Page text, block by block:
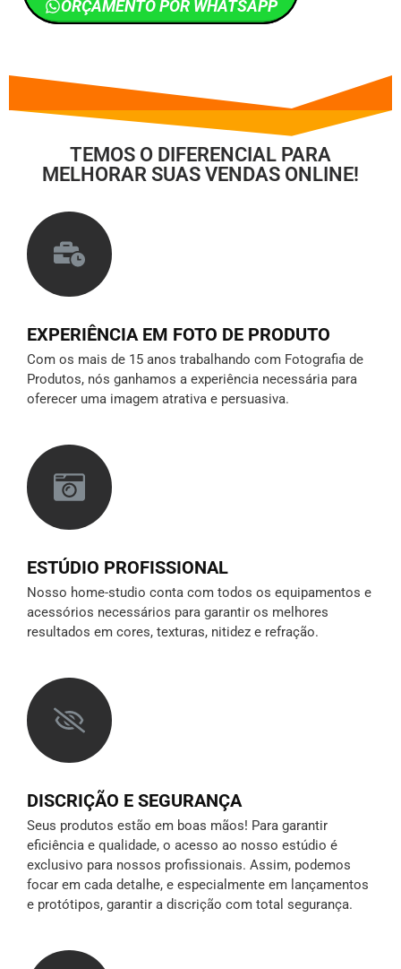
ORÇAMENTO POR WHATSAPP
TEMOS O DIFERENCIAL PARA
MELHORAR SUAS VENDAS ONLINE!
EXPERIÊNCIA EM FOTO DE PRODUTO
Com os mais de 15 anos trabalhando com Fotografia de
Produtos, nós ganhamos a experiência necessária para
oferecer uma imagem atrativa e persuasiva.
ESTÚDIO PROFISSIONAL
Nosso home-studio conta com todos os equipamentos e
acessórios necessários para garantir os melhores
resultados em cores, texturas, nitidez e refração.
DISCRIÇÃO E SEGURANÇA
Seus produtos estão em boas mãos! Para garantir
eficiência e qualidade, o acesso ao nosso estúdio é
exclusivo para nossos profissionais. Assim, podemos
focar em cada detalhe, e especialmente em lançamentos
e protótipos, garantir a discrição com total segurança.